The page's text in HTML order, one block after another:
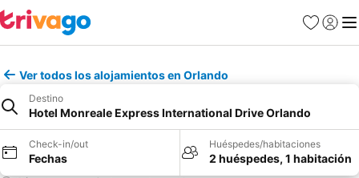
Favoritos
Iniciar
Ver todos los alojamientos en Orlando
Destino
Hotel Monreale Express International Drive Orlando
Check-in/out
Fechas
Huéspedes/habitaciones
2 huéspedes, 1 habitación